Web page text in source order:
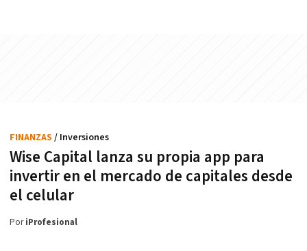
Wise Capital lanza su propia app para
invertir en el mercado de capitales desde
el celular
FINANZAS / Inversiones
PoriProfesional